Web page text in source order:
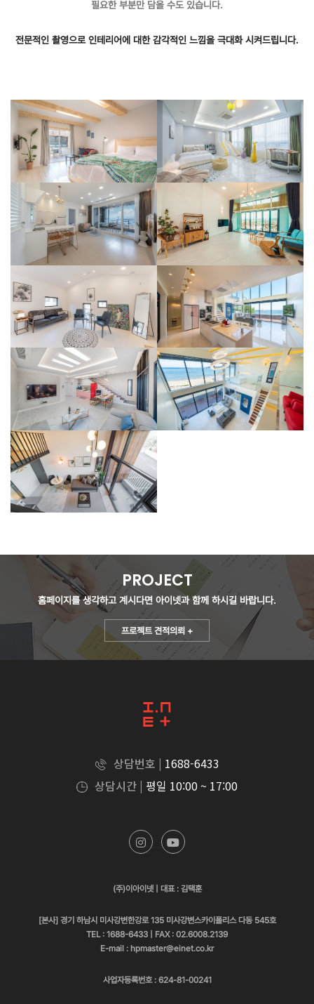
필요한 부분만 담을 수도 있습니다.
전문적인 촬영으로 인테리어에 대한 감각적인 느낌을 극대화 시켜드립니다.
PROJECT
홈페이지를 생각하고 계시다면 아이넷과 함께 하시길 바랍니다.
프로젝트 견적의뢰 +
상담번호 | 1688-6433
상담시간 | 평일 10:00 ~ 17:00
(주)이아이넷 | 대표 : 김택훈
[본사] 경기 하남시 미사강변한강로 135 미사강변스카이폴리스 다동 545호
TEL : 1688-6433 | FAX : 02.6008.2139
E-mail : hpmaster@einet.co.kr
사업자등록번호 : 624-81-00241